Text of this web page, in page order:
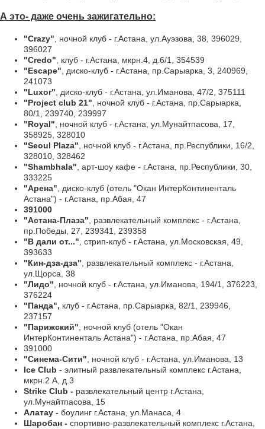
А это- даже очень зажигательно:
"Crazy" , ночной клуб - г.Астана, ул.Ауэзова, 38, 396029,
396027
"Credo" , клуб - г.Астана, мкрн.4, д.6/1, 354539
"Escape" , диско-клуб - г.Астана, пр.Сарыарка, 3, 240969,
241073
"Luxor" , диско-клуб - г.Астана, ул.Иманова, 47/2, 375111
"Project club 21" , ночной клуб - г.Астана, пр.Сарыарка,
80/1, 239740, 239997
"Royal" , ночной клуб - г.Астана, ул.Мунайтпасова, 17,
358925, 328010
"Seoul Plaza" , ночной клуб - г.Астана, пр.Республики, 16/2,
328010, 328462
"Shambhala" , арт-шоу кафе - г.Астана, пр.Республики, 30,
333225
"Арена" , диско-клуб (отель "Окан ИнтерКонтиненталь
Астана") - г.Астана, пр.Абая, 47
391000
"Астана-Плаза" , развлекательный комплекс - г.Астана,
пр.Победы, 27, 239341, 239358
"В дали от..." , стрип-клуб - г.Астана, ул.Московская, 49,
393633
"Кин-дза-дза" , развлекательный комплекс - г.Астана,
ул.Щорса, 38
"Лидо" , ночной клуб - г.Астана, ул.Иманова, 194/1, 376223,
376224
"Панда", клуб - г.Астана, пр.Сарыарка, 82/1, 239946,
237157
"Парижский" , ночной клуб (отель "Окан
ИнтерКонтиненталь Астана") - г.Астана, пр.Абая, 47
391000
"Синема-Сити" , ночной клуб - г.Астана, ул.Иманова, 13
Ice Club - элитный развлекательный комплекс г.Астана,
мкрн.2 А, д.3
Strike Club - развлекательный центр г.Астана,
ул.Мунайтпасова, 15
Алатау - боулинг г.Астана, ул.Манаса, 4
Шаробан - спортивно-развлекательный комплекс г.Астана,